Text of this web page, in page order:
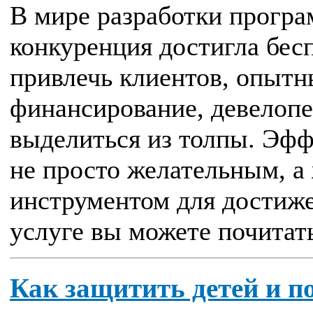
В мире разработки
конкуренция достигла
привлечь клиентов,
финансирование,
выделиться из толпы.
не просто желательным,
инструментом для
услуге вы можете
Как защитить детей и